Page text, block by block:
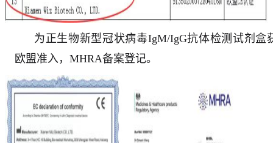
为正生物新型冠状病毒IgM/IgG抗体检测试剂盒
欧盟准入，MHRA备案登记。